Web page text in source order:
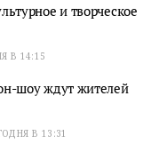
и творческое
В 14:15
шоу ждут жителей
В 13:31